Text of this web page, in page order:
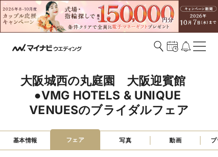
大阪城西の丸庭園　大阪迎賓館
●VMG HOTELS & UNIQUE
VENUESのブライダルフェア
基本情報 フェア 写真 動画